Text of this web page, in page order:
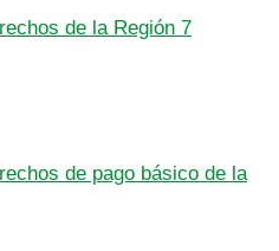
de la Región 7
de pago básico de la